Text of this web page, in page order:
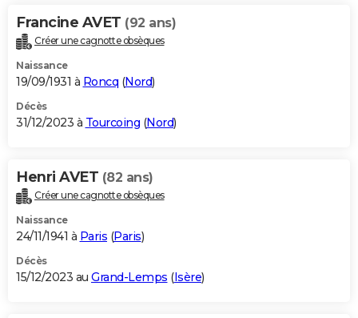
Francine AVET (92 ans)
Créer une cagnotte obsèques
Naissance
19/09/1931 à Roncq (Nord)
Décès
31/12/2023 à Tourcoing (Nord)
Henri AVET (82 ans)
Créer une cagnotte obsèques
Naissance
24/11/1941 à Paris (Paris)
Décès
15/12/2023 au Grand-Lemps (Isère)